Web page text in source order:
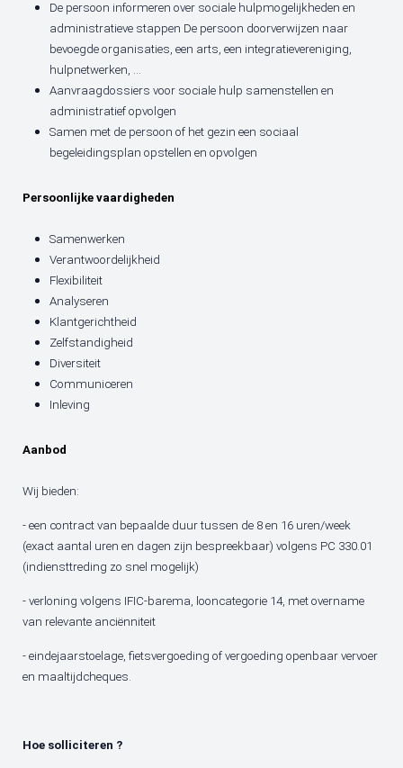
De persoon informeren over sociale hulpmogelijkheden en
administratieve stappen De persoon doorverwijzen naar
bevoegde organisaties, een arts, een integratievereniging,
hulpnetwerken, ...
Aanvraagdossiers voor sociale hulp samenstellen en
administratief opvolgen
Samen met de persoon of het gezin een sociaal
begeleidingsplan opstellen en opvolgen
Persoonlijke vaardigheden
Samenwerken
Verantwoordelijkheid
Flexibiliteit
Analyseren
Klantgerichtheid
Zelfstandigheid
Diversiteit
Communiceren
Inleving
Aanbod
Wij bieden:
- een contract van bepaalde duur tussen de 8 en 16 uren/week
(exact aantal uren en dagen zijn bespreekbaar) volgens PC 330.01
(indiensttreding zo snel mogelijk)
- verloning volgens IFIC-barema, looncategorie 14, met overname
van relevante anciënniteit
- eindejaarstoelage, fietsvergoeding of vergoeding openbaar vervoer
en maaltijdcheques.
Hoe solliciteren ?